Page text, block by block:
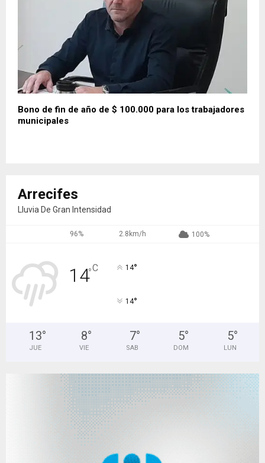
Bono de fin de año de $ 100.000 para los trabajadores
municipales
Arrecifes
Lluvia De Gran Intensidad
96% 2.8km/h 100%
14°C 14°
14°
13°
JUE
8°
VIE
7°
SAB
5°
DOM
5°
LUN